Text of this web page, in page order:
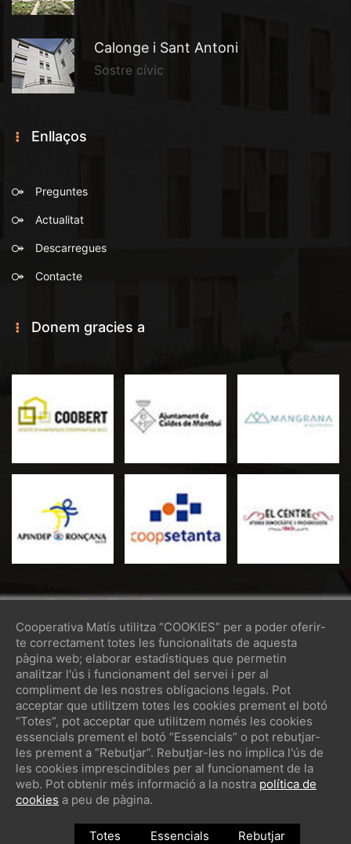
Calonge i Sant Antoni
Sostre cívic
Enllaços
Preguntes
Actualitat
Descarregues
Contacte
Donem gracies a
Avís Legal
Política de Privacitat
Política de Cookies
Cooperativa Matís utilitza “COOKIES” per a poder oferir-
te correctament totes les funcionalitats de aquesta
pàgina web; elaborar estadístiques que permetin
analitzar l'ús i funcionament del servei i per al
compliment de les nostres obligacions legals. Pot
acceptar que utilitzem totes les cookies prement el botó
“Totes”, pot acceptar que utilitzem només les cookies
essencials prement el botó “Essencials” o pot rebutjar-
les prement a “Rebutjar”. Rebutjar-les no implica l'ús de
les cookies imprescindibles per al funcionament de la
web. Pot obtenir més informació a la nostra política de
cookies a peu de pàgina.
Totes Essencials Rebutjar